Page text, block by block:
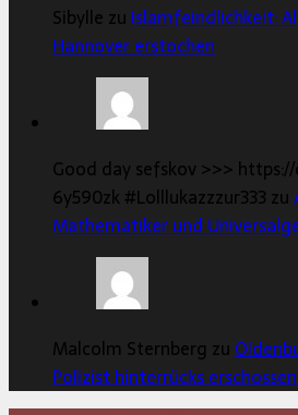
Sibylle zu Islamfeindlichkeit:
Hannover erstochen
Good day sefskov >>>
6y590zk #Lolllukazzzur333 zu
Mathematiker und
Malcolm Sternberg zu
Polizist hinterrücks erschossen